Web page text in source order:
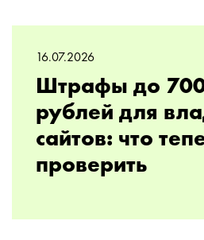
16.07.2026
Штрафы до 700
рублей для
сайтов: что
проверить